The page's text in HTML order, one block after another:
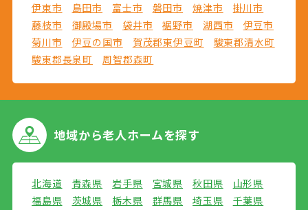
伊東市
島田市 富士市 磐田市 焼津市
掛川市
藤枝市
御殿場市 袋井市 裾野市 湖西市
伊豆市
菊川市
伊豆の国市 賀茂郡東伊豆町
駿東郡清水町
駿東郡長泉町
周智郡森町
地域から老人ホームを探す
北海道 青森県 岩手県 宮城県 秋田県
山形県
福島県
茨城県 栃木県 群馬県 埼玉県
千葉県